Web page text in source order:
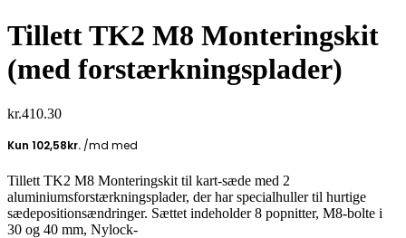
Tillett TK2 M8 Monteringskit
(med forstærkningsplader)
kr.410.30
Tillett TK2 M8 Monteringskit til kart-sæde med 2
aluminiumsforstærkningsplader, der har specialhuller til hurtige
sædepositionsændringer. Sættet indeholder 8 popnitter, M8-bolte i
30 og 40 mm, Nylock-